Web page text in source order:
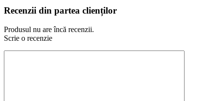
Recenzii din partea clienților
Produsul nu are încă recenzii.
Scrie o recenzie